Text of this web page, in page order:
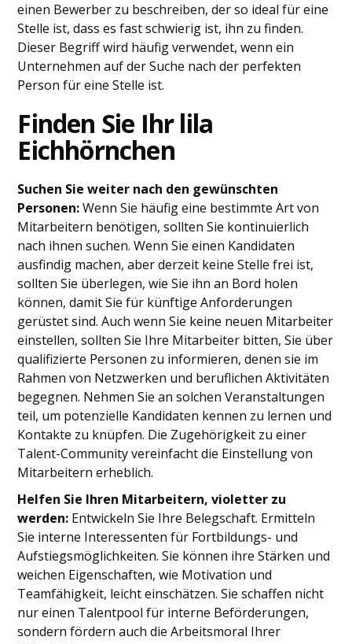
einen Bewerber zu beschreiben, der so ideal für eine
Stelle ist, dass es fast schwierig ist, ihn zu finden.
Dieser Begriff wird häufig verwendet, wenn ein
Unternehmen auf der Suche nach der perfekten
Person für eine Stelle ist.
Finden Sie Ihr lila
Eichhörnchen
Suchen Sie weiter nach den gewünschten
Personen:Wenn Sie häufig eine bestimmte Art von
Mitarbeitern benötigen, sollten Sie kontinuierlich
nach ihnen suchen. Wenn Sie einen Kandidaten
ausfindig machen, aber derzeit keine Stelle frei ist,
sollten Sie überlegen, wie Sie ihn an Bord holen
können, damit Sie für künftige Anforderungen
gerüstet sind. Auch wenn Sie keine neuen Mitarbeiter
einstellen, sollten Sie Ihre Mitarbeiter bitten, Sie über
qualifizierte Personen zu informieren, denen sie im
Rahmen von Netzwerken und beruflichen Aktivitäten
begegnen. Nehmen Sie an solchen Veranstaltungen
teil, um potenzielle Kandidaten kennen zu lernen und
Kontakte zu knüpfen. Die Zugehörigkeit zu einer
Talent-Community vereinfacht die Einstellung von
Mitarbeitern erheblich.
Helfen Sie Ihren Mitarbeitern, violetter zu
werden: Entwickeln Sie Ihre Belegschaft. Ermitteln
Sie interne Interessenten für Fortbildungs- und
Aufstiegsmöglichkeiten. Sie können ihre Stärken und
weichen Eigenschaften, wie Motivation und
Teamfähigkeit, leicht einschätzen. Sie schaffen nicht
nur einen Talentpool für interne Beförderungen,
sondern fördern auch die Arbeitsmoral Ihrer